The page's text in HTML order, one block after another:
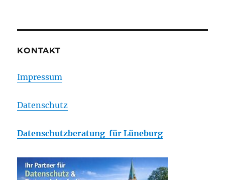
KONTAKT
Impressum
Datenschutz
Datenschutzberatung für Lüneburg